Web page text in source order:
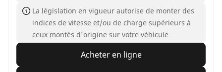
La législation en vigueur autorise de monter des
indices de vitesse et/ou de charge supérieurs à
ceux montés d'origine sur votre véhicule
Acheter en ligne